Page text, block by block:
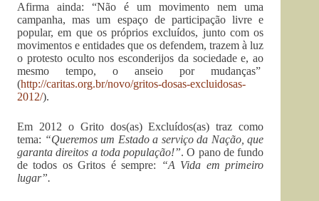
Afirma ainda: “Não é um movimento nem uma
campanha, mas um espaço de participação livre e
popular, em que os próprios excluídos, junto com os
movimentos e entidades que os defendem, trazem à luz
o protesto oculto nos esconderijos da sociedade e, ao
mesmo tempo, o anseio por mudanças”
(http://caritas.org.br/novo/gritos-dosas-excluidosas-
2012/).
Em 2012 o Grito dos(as) Excluídos(as) traz como
tema: “Queremos um Estado a serviço da Nação, que
garanta direitos a toda população!”. O pano de fundo
de todos os Gritos é sempre:
“A Vida em primeiro
lugar”.